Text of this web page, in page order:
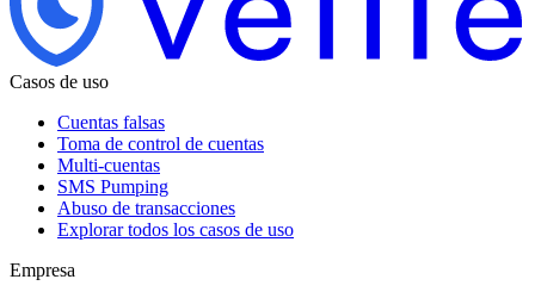
Casos de uso
Cuentas falsas
Toma de control de cuentas
Multi-cuentas
SMS Pumping
Abuso de transacciones
Explorar todos los casos de uso
Empresa